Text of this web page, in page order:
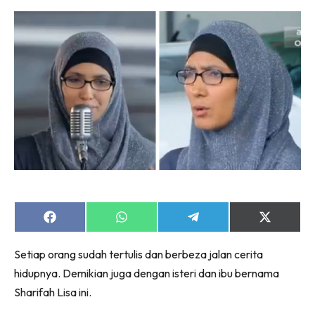
Share
on
Share
on
Share
on
Share
on
Setiap orang sudah tertulis dan berbeza jalan cerita
hidupnya. Demikian juga dengan isteri dan ibu bernama
Sharifah Lisa ini.